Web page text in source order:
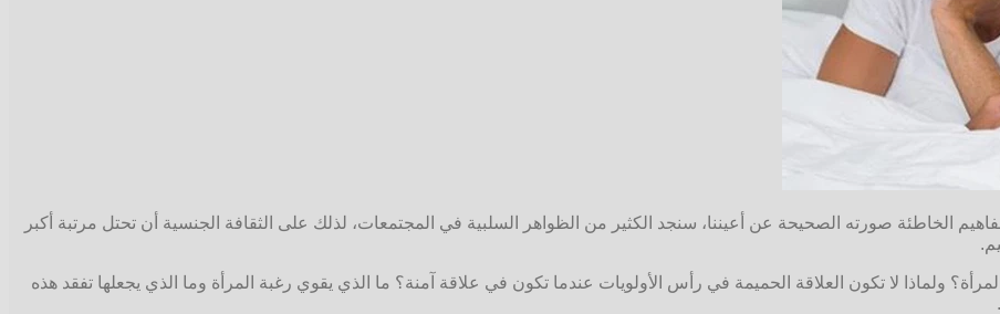
الخاطئة صورته الصحيحة عن أعيننا، سنجد الكثير من الظواهر السلبية في المجتمعات، لذلك على الثقافة الجنسية أن تحتل مرتبة أكبر
ولماذا لا تكون العلاقة الحميمة في رأس الأولويات عندما تكون في علاقة آمنة؟ ما الذي يقوي رغبة المرأة وما الذي يجعلها تفقد هذه